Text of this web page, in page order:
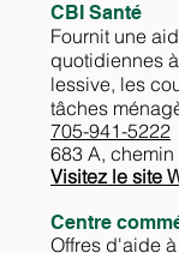
CBI Santé
Fournit une
quotidiennes
lessive, les
tâches
705-941-5222
683 A, chemin
Visitez le site
Centre
Offres d'aide